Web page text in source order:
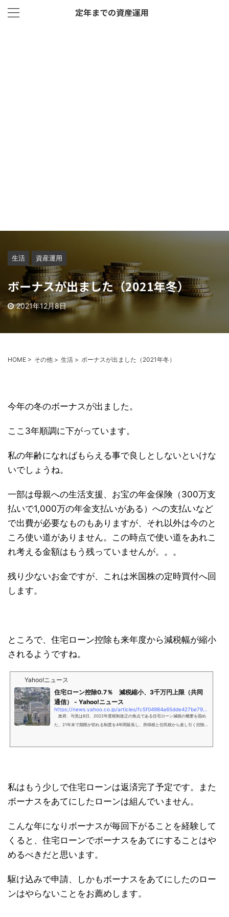
定年までの資産運用
生活 資産運用
ボーナスが出ました（2021年冬）
2021年12月8日
HOME > その他 > 生活 > ボーナスが出ました（2021年冬）
今年の冬のボーナスが出ました。
ここ3年順調に下がっています。
私の年齢になればもらえる事で良しとしないといけな
いでしょうね。
一部は母親への生活支援、お宝の年金保険（300万支
払いで1,000万の年金支払いがある）への支払いなど
で出費が必要なものもありますが、それ以外は今のと
ころ使い道がありません。この時点で使い道をあれこ
れ考える金額はもう残っていませんが。。。
残り少ないお金ですが、これは米国株の定時買付へ回
します。
ところで、住宅ローン控除も来年度から減税幅が縮小
されるようですね。
Yahoo!ニュース
住宅ローン控除0.7％ 減税縮小、3千万円上限（共同
通信） - Yahoo!ニュース
政府、与党は6日、2022年度税制改正の焦点である住宅ローン減税の概要を固め
た。21年末で期限が切れる制度を4年間延長し、所得税と住民税から差し引く控除率
私はもう少しで住宅ローンは返済完了予定です。また
ボーナスをあてにしたローンは組んでいません。
こんな年になりボーナスが毎回下がることを経験して
くると、住宅ローンでボーナスをあてにすることはや
めるべきだと思います。
駆け込みで申請、しかもボーナスをあてにしたのロー
ンはやらないことをお薦めします。